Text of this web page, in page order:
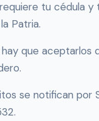
tu cédula y
Patria.
que aceptarlos
se notifican por